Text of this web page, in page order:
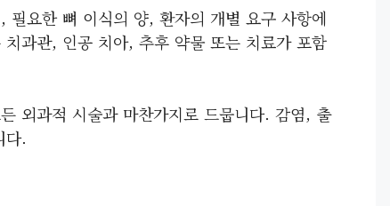
요한 뼈 이식의 양, 환자의 개별 요구 사항에
과관, 인공 치아, 추후 약물 또는 치료가 포함
외과적 시술과 마찬가지로 드뭅니다. 감염, 출
다.